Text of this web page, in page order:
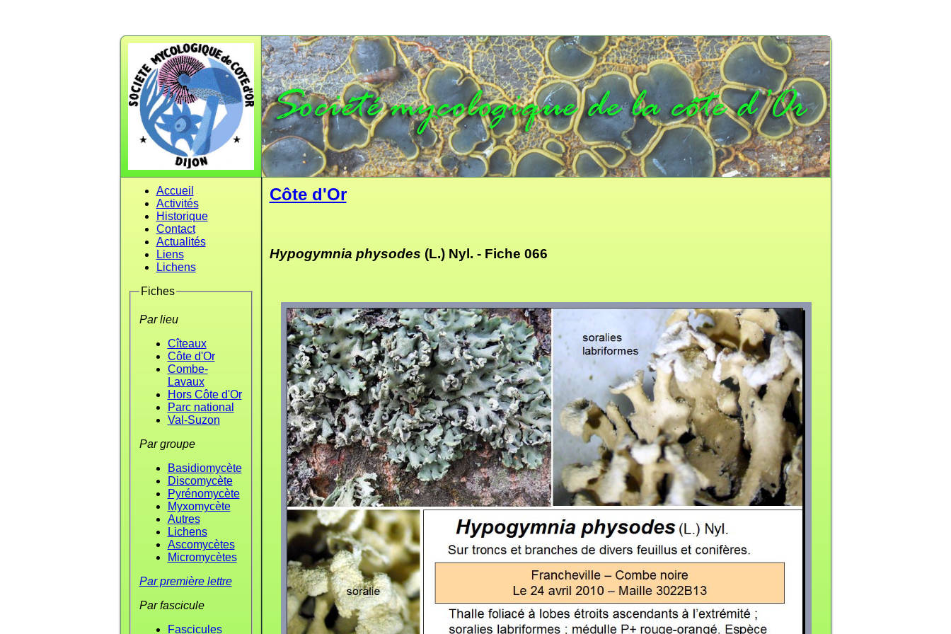
Accueil
Activités
Historique
Contact
Actualités
Liens
Lichens
Fiches
Par lieu
Cîteaux
Côte d'Or
Combe-
Lavaux
Hors Côte d'Or
Parc national
Val-Suzon
Par groupe
Basidiomycète
Discomycète
Pyrénomycète
Myxomycète
Autres
Lichens
Ascomycètes
Micromycètes
Par première lettre
Par fascicule
Fascicules
Côte d'Or
Hypogymnia physodes (L.) Nyl. - Fiche 066